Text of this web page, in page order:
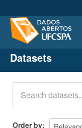
Datasets
Organizations
Groups
About
Datasets
Order by